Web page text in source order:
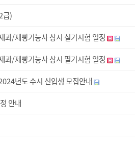
급)
/제빵기능사 상시 실기시험 일정
/제빵기능사 상시 필기시험 일정
년도 수시 신입생 모집안내
안내